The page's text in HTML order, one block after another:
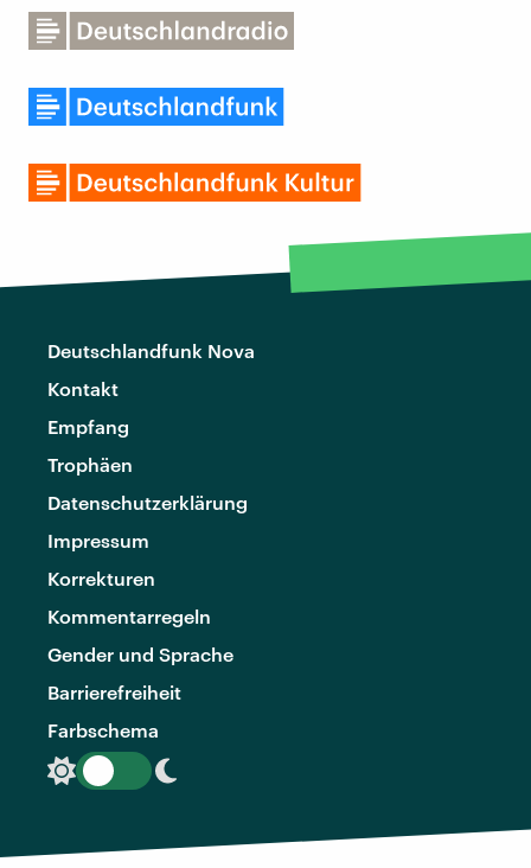
Deutschlandfunk Nova
Kontakt
Empfang
Trophäen
Datenschutzerklärung
Impressum
Korrekturen
Kommentarregeln
Gender und Sprache
Barrierefreiheit
Farbschema